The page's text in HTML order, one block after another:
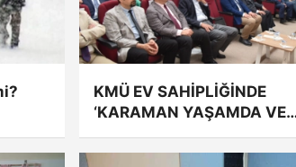
KMÜ EV SAHİPLİĞİNDE
‘KARAMAN YAŞAMDA VE
SEMİNER